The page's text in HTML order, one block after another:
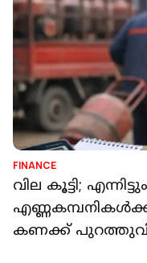
FINANCE
വില കൂട്ടി;
കണക്ക്